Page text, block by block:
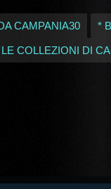
CAMPANIA30 *
LE COLLEZIONI DI